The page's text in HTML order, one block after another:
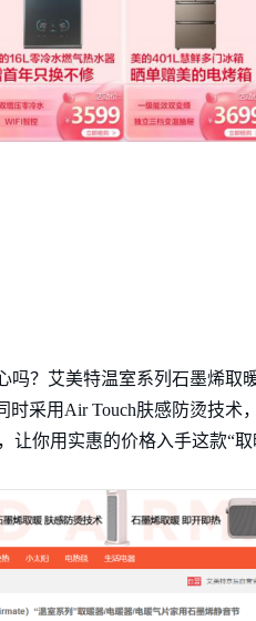
吗？艾美特温室系列石墨烯取
采用Air Touch肤感防烫技术
你用实惠的价格入手这款“取